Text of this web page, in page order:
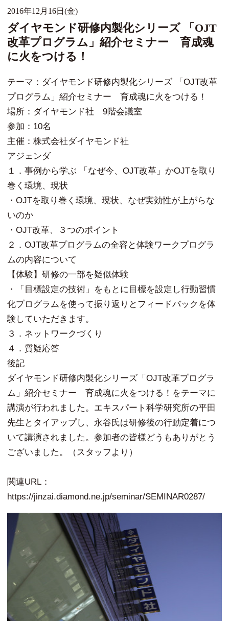
2016年12月16日(金)
ダイヤモンド研修内製化シリーズ 「OJT
改革プログラム」紹介セミナー 育成魂
に火をつける！
テーマ：ダイヤモンド研修内製化シリーズ 「OJT改革
プログラム」紹介セミナー 育成魂に火をつける！
場所：ダイヤモンド社 9階会議室
参加：10名
主催：株式会社ダイヤモンド社
アジェンダ
１．事例から学ぶ 「なぜ今、OJT改革」かOJTを取り
巻く環境、現状
・OJTを取り巻く環境、現状、なぜ実効性が上がらな
いのか
・OJT改革、３つのポイント
２．OJT改革プログラムの全容と体験ワークプログラ
ムの内容について
【体験】研修の一部を疑似体験
・「目標設定の技術」をもとに目標を設定し行動習慣
化プログラムを使って振り返りとフィードバックを体
験していただきます。
３．ネットワークづくり
４．質疑応答
後記
ダイヤモンド研修内製化シリーズ「OJT改革プログラ
ム」紹介セミナー 育成魂に火をつける！をテーマに
講演が行われました。エキスパート科学研究所の平田
先生とタイアップし、永谷氏は研修後の行動定着につ
いて講演されました。参加者の皆様どうもありがとう
ございました。（スタッフより）
関連URL：
https://jinzai.diamond.ne.jp/seminar/SEMINAR0287/